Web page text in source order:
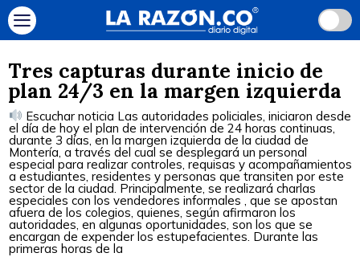
Tres capturas durante inicio de
plan 24/3 en la margen izquierda
Escuchar noticia Las autoridades policiales, iniciaron desde
el día de hoy el plan de intervención de 24 horas continuas,
durante 3 días, en la margen izquierda de la ciudad de
Montería, a través del cual se desplegará un personal
especial para realizar controles, requisas y acompañamientos
a estudiantes, residentes y personas que transiten por este
sector de la ciudad. Principalmente, se realizará charlas
especiales con los vendedores informales , que se apostan
afuera de los colegios, quienes, según afirmaron los
autoridades, en algunas oportunidades, son los que se
encargan de expender los estupefacientes. Durante las
primeras horas de la